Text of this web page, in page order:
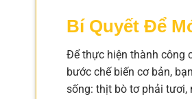
Bí Quyết Để
Để thực hiện thành công
bước chế biến cơ bản,
sống: thịt bò tơ phải tươi,